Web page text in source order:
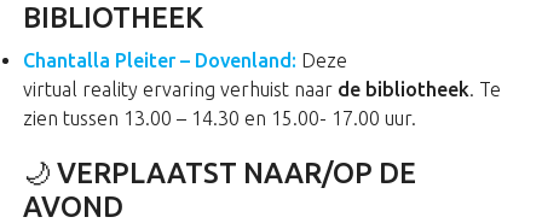
BIBLIOTHEEK
Chantalla Pleiter – Dovenland: Deze
virtual reality ervaring verhuist naar de bibliotheek . Te
zien tussen 13.00 – 14.30 en 15.00- 17.00 uur.
🌙 VERPLAATST NAAR/OP DE
AVOND